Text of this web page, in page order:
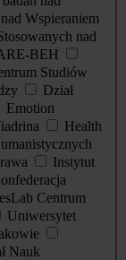
Wspieraniem
nad
BEH
Studiów
Dział
Emotion
Health
Instytut
Centrum
Uniwersytet
Nauk